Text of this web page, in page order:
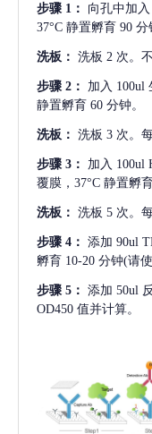
步骤 1： 向孔中加入
37°C 静置孵育 90 分
洗板： 洗板 2 次。
步骤 2： 加入 100ul
静置孵育 60 分钟。
洗板： 洗板 3 次。
步骤 3： 加入 100ul
覆膜，37°C 静置孵
洗板： 洗板 5 次。
步骤 4： 添加 90ul
孵育 10-20 分钟(请
步骤 5： 添加 50ul
OD450 值并计算。